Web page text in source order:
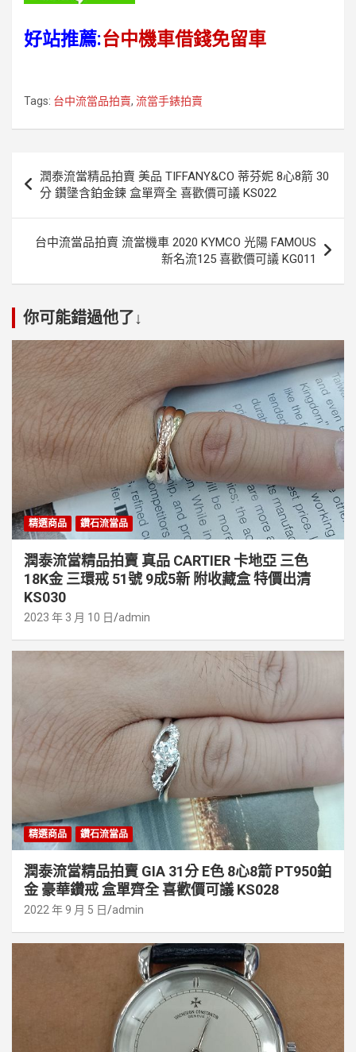
好站推薦:台中機車借錢免留車
Tags: 台中流當品拍賣, 流當手錶拍賣
章
導
潤泰流當精品拍賣 美品 TIFFANY&CO 蒂芬妮 8心8箭 30
分 鑽墬含鉑金鍊 盒單齊全 喜歡價可議 KS022
台中流當品拍賣 流當機車 2020 KYMCO 光陽 FAMOUS
新名流125 喜歡價可議 KG011
你可能錯過他了↓
精選商品 鑽石流當品
潤泰流當精品拍賣 真品 CARTIER 卡地亞 三色
18K金 三環戒 51號 9成5新 附收藏盒 特價出清
KS030
2023 年 3 月 10 日 admin
精選商品 鑽石流當品
潤泰流當精品拍賣 GIA 31分 E色 8心8箭 PT950鉑
金 豪華鑽戒 盒單齊全 喜歡價可議 KS028
2022 年 9 月 5 日 admin